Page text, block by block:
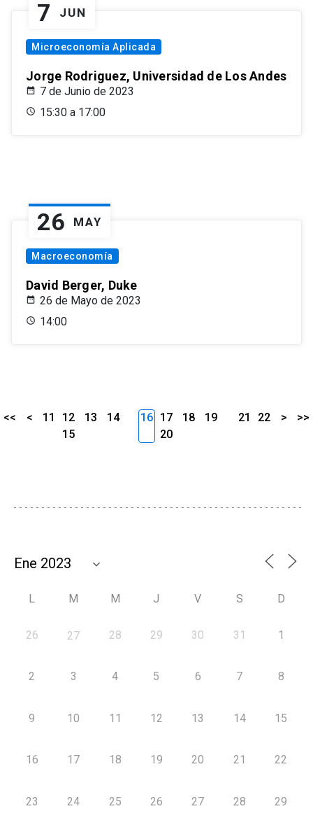
7 JUN
Microeconomía Aplicada
Jorge Rodriguez, Universidad de Los Andes
7 de Junio de 2023
15:30 a 17:00
26 MAY
Macroeconomía
David Berger, Duke
26 de Mayo de 2023
14:00
<< < 11 12 13
14
15
16 17 18
19
20
21 22 > >>
L M M J V S D
26 27 28 29 30 31 1
2 3 4 5 6 7 8
9 10 11 12 13 14 15
16 17 18 19 20 21 22
23 24 25 26 27 28 29